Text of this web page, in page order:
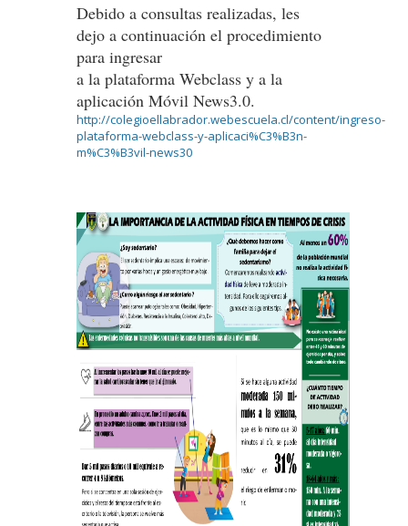
Debido a consultas realizadas, les
dejo a continuación el procedimiento
para ingresar
a la plataforma Webclass y a la
aplicación Móvil News3.0.
http://colegioellabrador.webescuela.cl/content/ingreso-
plataforma-webclass-y-aplicaci%C3%B3n-
m%C3%B3vil-news30